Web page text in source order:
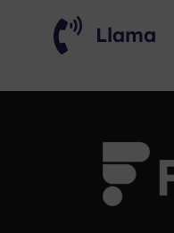
Llama